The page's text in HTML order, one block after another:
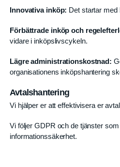
Innovativa inköp: Det startar med
Förbättrade inköp och
vidare i inköpslivscykeln.
Lägre administrationskostnad:
organisationens inköpshantering
Avtalshantering
Vi hjälper er att effektivisera er
Vi följer GDPR och de tjänster
informationssäkerhet.